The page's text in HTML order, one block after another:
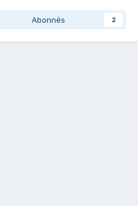
Abonnés 2